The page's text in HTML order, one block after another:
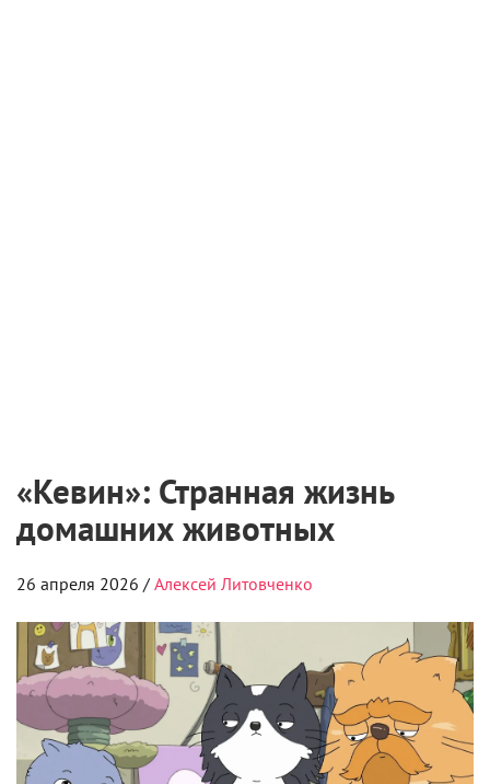
«Кевин»: Странная жизнь
домашних животных
26 апреля 2026 / Алексей Литовченко